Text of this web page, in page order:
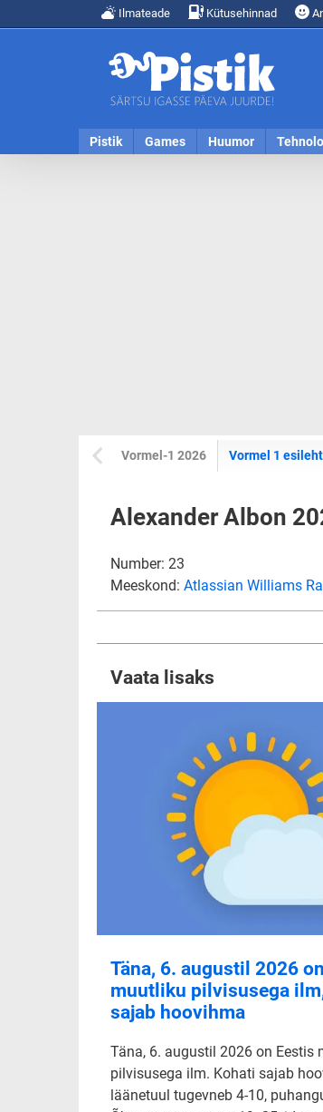
Ilmateade Kütusehinnad
Pistik Games Huumor
Vormel-1 2026 Vormel 1 esileht
Alexander Albon
Number: 23
Meeskond: Atlassian Williams
Vaata lisaks
Täna, 6. augustil 2026
muutliku pilvisusega
sajab hoovihma
Täna, 6. augustil 2026 on Eestis
pilvisusega ilm. Kohati sajab
läänetuul tugevneb 4-10,